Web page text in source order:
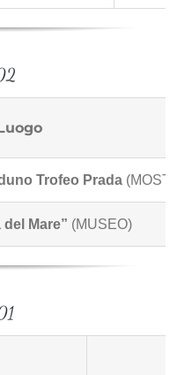
Trofeo Prada
Mare” (MUSEO)